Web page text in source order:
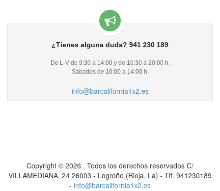
¿Tienes alguna duda? 941 230 189
De L-V de 9:30 a 14:00 y de 16:30 a 20:00 h.
Sábados de 10:00 a 14:00 h.
info@barcalifornia1x2.es
Copyright © 2026 . Todos los derechos reservados C/
VILLAMEDIANA, 24 26003 - Logroño (Rioja, La) - Tlf. 941230189
- info@barcalifornia1x2.es